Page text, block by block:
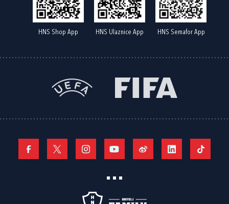
HNS Shop App HNS Ulaznice App HNS Semafor App